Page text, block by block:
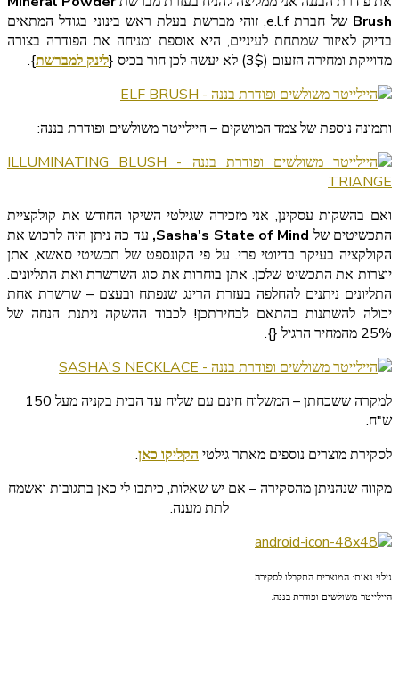
Brush
של חברת e.l.f, זוהי מברשת בעלת ראש בינוני בגודל המתאים
בדיוק לאיזור שמתחת לעיניים, היא אוספת ומניחה את הפודרה בצורה
מדוייקת ומחירה הזעום (3$) לא יעשה לכן חור בכיס {
לינק למברשת}.
ותמונה נוספת של צמד המושקים – היילייטר משולשים ופודרת בננה:
ואם בהשקות עסקינן, אני מזכירה שגילטי השיקו החודש את קולקציית
התכשיטים של Sasha's State of Mind, עד כה ניתן היה לרכוש את
הקולקציה בעיקר בדיוטי פרי. על פי הקונספט של תכשיטי סאשא, אתן
יוצרות את התכשיט שלכן. אתן בוחרות את סוג השרשרת ואת התליונים.
התליונים ניתנים להחלפה בעזרת הרינג שנפתח ובעצם – שרשרת אחת
יכולה להשתנות בהתאם לבחירתכן! לכבוד ההשקה ניתנת הנחה של
25% מהמחיר הרגיל {
}.
למקרה ששכחתן – המשלוח חינם עם שליח עד הבית בקניה מעל 150
ש"ח.
לסקירת מוצרים נוספים מאתר גילטיהקליקו כאן.
מקווה שנהניתן מהסקירה – אם יש שאלות, כיתבו לי כאן בתגובות ואשמח
לתת מענה.
גילוי נאות: המוצרים התקבלו לסקירה.
היילייטר משולשים ופודרת בננה.